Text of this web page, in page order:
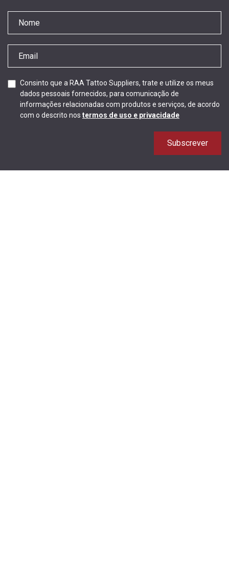
Consinto que a RAA Tattoo Suppliers, trate e utilize os meus
dados pessoais fornecidos, para comunicação de
informações relacionadas com produtos e serviços, de acordo
com o descrito nos termos de uso e privacidade
Subscrever